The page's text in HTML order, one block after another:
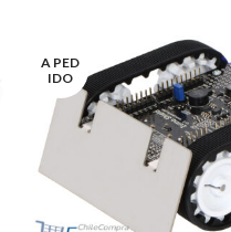
A PED
IDO